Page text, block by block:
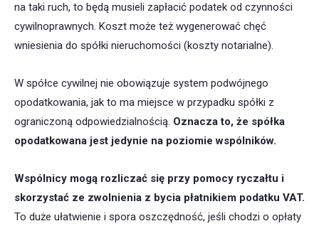
na taki ruch, to będą musieli zapłacić podatek od czynności
cywilnoprawnych. Koszt może też wygenerować chęć
wniesienia do spółki nieruchomości (koszty notarialne).
W spółce cywilnej nie obowiązuje system podwójnego
opodatkowania, jak to ma miejsce w przypadku spółki z
ograniczoną odpowiedzialnością. Oznacza to, że spółka
opodatkowana jest jedynie na poziomie wspólników.
Wspólnicy mogą rozliczać się przy pomocy ryczałtu i
skorzystać ze zwolnienia z bycia płatnikiem podatku VAT.
To duże ułatwienie i spora oszczędność, jeśli chodzi o opłaty